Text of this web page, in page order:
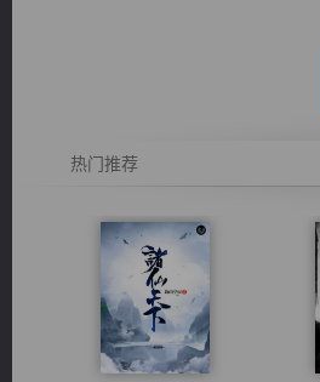
热门推荐